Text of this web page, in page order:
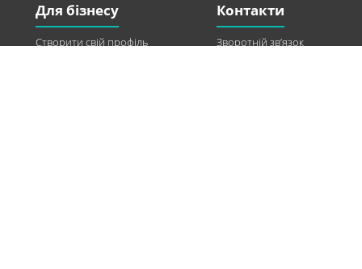
Для бізнесу
Створити свій профіль
Контакти
Зворотній зв’язок